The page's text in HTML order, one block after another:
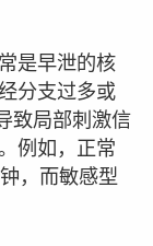
是早泄的核
分支过多或
致局部刺激信
例如，正常
，而敏感型